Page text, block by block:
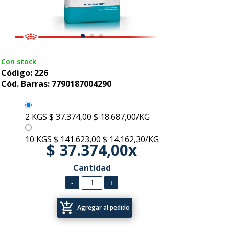
Con stock
Código: 226
Cód. Barras: 7790187004290
2 KGS $ 37.374,00 $ 18.687,00/KG
10 KGS $ 141.623,00 $ 14.162,30/KG
$ 37.374,00x
Cantidad
add_shopping_cart Agregar al pedido